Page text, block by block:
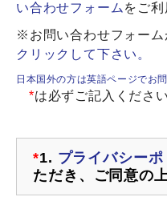
い合わせフォーム をご利
※お問い合わせフォーム
クリックして下さい。
日本国外の方は英語ページでお
*は必ずご記入ください
*1. プライバシーポ
ただき、ご同意の